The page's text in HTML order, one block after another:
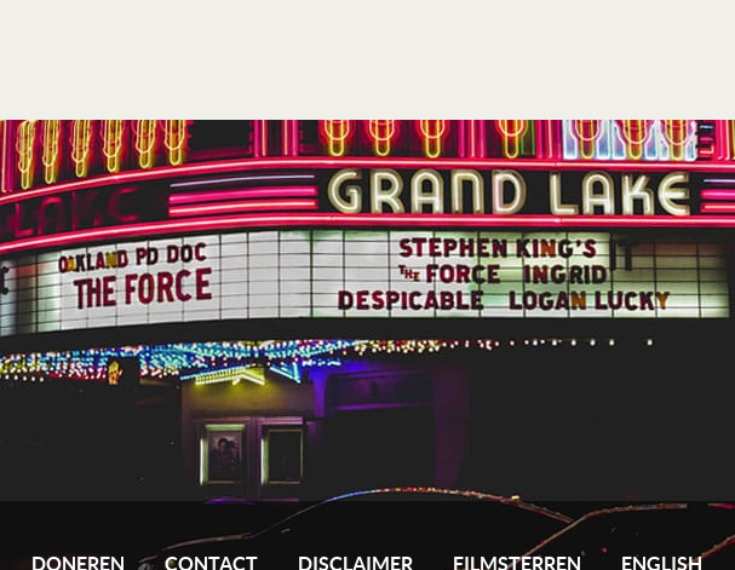
DONEREN CONTACT DISCLAIMER FILMSTERREN ENGLISH